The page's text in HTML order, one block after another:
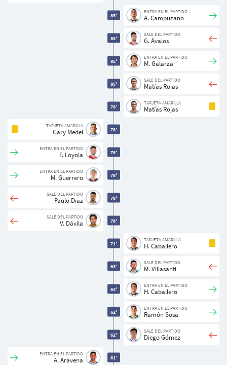
61'
ENTRA EN EL PARTIDO
A. Aravena
62'
SALE DEL PARTIDO
Diego Gómez
62'
ENTRA EN EL PARTIDO
Ramón Sosa
63'
ENTRA EN EL PARTIDO
H. Caballero
63'
SALE DEL PARTIDO
M. Villasanti
71'
TARJETA AMARILLA
H. Caballero
78'
SALE DEL PARTIDO
V. Dávila
78'
SALE DEL PARTIDO
Paulo Diaz
78'
ENTRA EN EL PARTIDO
M. Guerrero
78'
ENTRA EN EL PARTIDO
F. Loyola
78'
TARJETA AMARILLA
Gary Medel
78'
TARJETA AMARILLA
Matías Rojas
85'
SALE DEL PARTIDO
Matías Rojas
85'
ENTRA EN EL PARTIDO
M. Galarza
85'
SALE DEL PARTIDO
G. Ávalos
85'
ENTRA EN EL PARTIDO
A. Campuzano